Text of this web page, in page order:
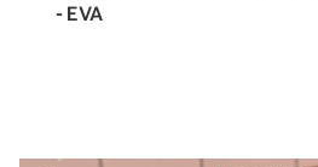
- EVA